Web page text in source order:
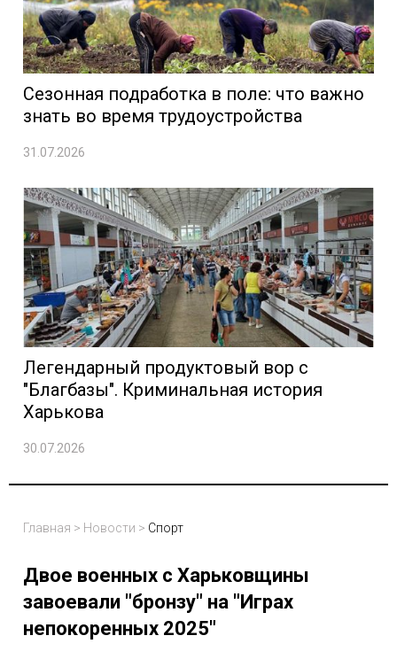
Сезонная подработка в поле: что важно
знать во время трудоустройства
31.07.2026
Легендарный продуктовый вор с
"Благбазы". Криминальная история
Харькова
30.07.2026
Главная > Новости > Спорт
Двое военных с Харьковщины
завоевали "бронзу" на "Играх
непокоренных 2025"